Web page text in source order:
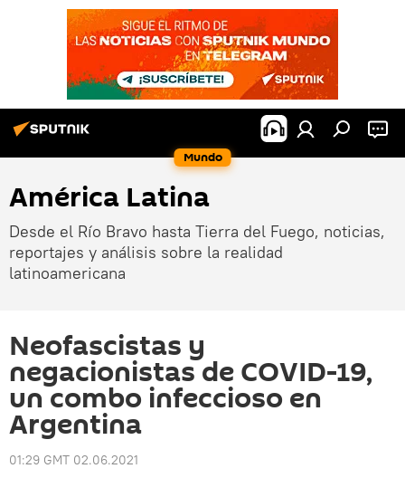
Mundo
América Latina
Desde el Río Bravo hasta Tierra del Fuego, noticias,
reportajes y análisis sobre la realidad
latinoamericana
Neofascistas y
negacionistas de COVID-19,
un combo infeccioso en
Argentina
01:29 GMT 02.06.2021